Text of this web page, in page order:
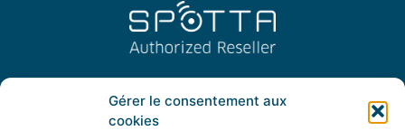
Gérer le consentement aux
cookies